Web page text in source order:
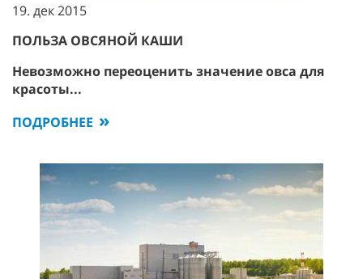
19. дек 2015
ПОЛЬЗА ОВСЯНОЙ КАШИ
Невозможно переоценить значение овса для
красоты...
ПОДРОБНЕЕ